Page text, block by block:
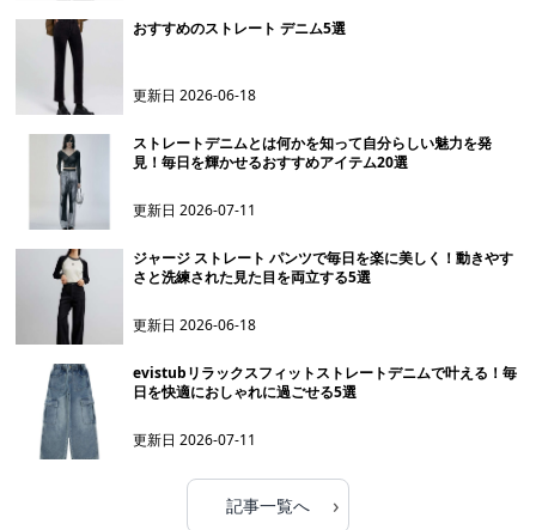
おすすめのストレート デニム5選
更新日2026-06-18
ストレートデニムとは何かを知って自分らしい魅力を発
見！毎日を輝かせるおすすめアイテム20選
更新日2026-07-11
ジャージ ストレート パンツで毎日を楽に美しく！動きやす
さと洗練された見た目を両立する5選
更新日2026-06-18
evistubリラックスフィットストレートデニムで叶える！毎
日を快適におしゃれに過ごせる5選
更新日2026-07-11
記事一覧へ ›